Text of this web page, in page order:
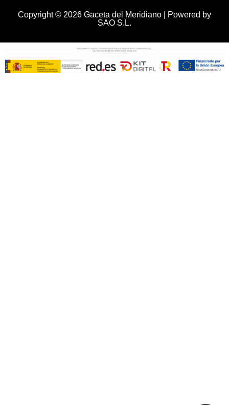
Copyright © 2026 Gaceta del Meridiano | Powered by
SAO S.L.